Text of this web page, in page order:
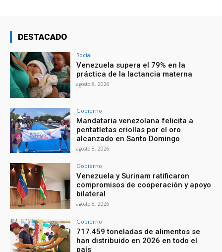
DESTACADO
Social
Venezuela supera el 79% en la
práctica de la lactancia materna
agosto 8, 2026
Gobierno
Mandataria venezolana felicita a
pentatletas criollas por el oro
alcanzado en Santo Domingo
agosto 8, 2026
Gobierno
Venezuela y Surinam ratificaron
compromisos de cooperación y apoyo
bilateral
agosto 8, 2026
Gobierno
717.459 toneladas de alimentos se
han distribuido en 2026 en todo el
país